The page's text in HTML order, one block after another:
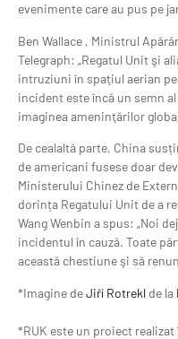
evenimente care au pus pe
Ben Wallace , Ministrul
Telegraph: „Regatul Unit şi
intruziuni în spaţiul aerian
incident este încă un semn
imaginea ameninţărilor
De cealaltă parte, China
de americani fusese doar
Ministerului Chinez de
dorința Regatului Unit de a
Wang Wenbin a spus: „Noi
incidentul în cauză. Toate
această chestiune şi să
*Imagine deJiří Rotrekl de la
*RUK este un proiect realizat